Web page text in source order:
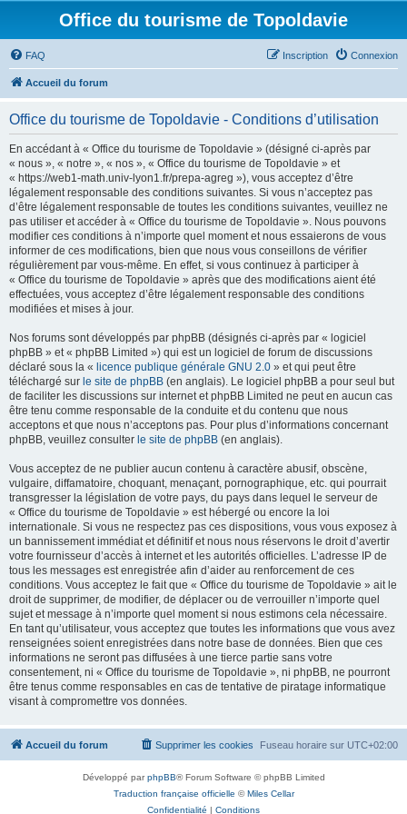
Office du tourisme de Topoldavie
FAQ Connexion
Inscription
Accueil du forum
Office du tourisme de Topoldavie - Conditions d’utilisation
En accédant à « Office du tourisme de Topoldavie » (désigné ci-après par
« nous », « notre », « nos », « Office du tourisme de Topoldavie » et
« https://web1-math.univ-lyon1.fr/prepa-agreg »), vous acceptez d’être
légalement responsable des conditions suivantes. Si vous n’acceptez pas
d’être légalement responsable de toutes les conditions suivantes, veuillez ne
pas utiliser et accéder à « Office du tourisme de Topoldavie ». Nous pouvons
modifier ces conditions à n’importe quel moment et nous essaierons de vous
informer de ces modifications, bien que nous vous conseillons de vérifier
régulièrement par vous-même. En effet, si vous continuez à participer à
« Office du tourisme de Topoldavie » après que des modifications aient été
effectuées, vous acceptez d’être légalement responsable des conditions
modifiées et mises à jour.
Nos forums sont développés par phpBB (désignés ci-après par « logiciel
phpBB » et « phpBB Limited ») qui est un logiciel de forum de discussions
déclaré sous la « licence publique générale GNU 2.0 » et qui peut être
téléchargé sur le site de phpBB (en anglais). Le logiciel phpBB a pour seul but
de faciliter les discussions sur internet et phpBB Limited ne peut en aucun cas
être tenu comme responsable de la conduite et du contenu que nous
acceptons et que nous n’acceptons pas. Pour plus d’informations concernant
phpBB, veuillez consulter le site de phpBB (en anglais).
Vous acceptez de ne publier aucun contenu à caractère abusif, obscène,
vulgaire, diffamatoire, choquant, menaçant, pornographique, etc. qui pourrait
transgresser la législation de votre pays, du pays dans lequel le serveur de
« Office du tourisme de Topoldavie » est hébergé ou encore la loi
internationale. Si vous ne respectez pas ces dispositions, vous vous exposez à
un bannissement immédiat et définitif et nous nous réservons le droit d’avertir
votre fournisseur d’accès à internet et les autorités officielles. L’adresse IP de
tous les messages est enregistrée afin d’aider au renforcement de ces
conditions. Vous acceptez le fait que « Office du tourisme de Topoldavie » ait le
droit de supprimer, de modifier, de déplacer ou de verrouiller n’importe quel
sujet et message à n’importe quel moment si nous estimons cela nécessaire.
En tant qu’utilisateur, vous acceptez que toutes les informations que vous avez
renseignées soient enregistrées dans notre base de données. Bien que ces
informations ne seront pas diffusées à une tierce partie sans votre
consentement, ni « Office du tourisme de Topoldavie », ni phpBB, ne pourront
être tenus comme responsables en cas de tentative de piratage informatique
visant à compromettre vos données.
Accueil du forum Fuseau horaire sur UTC+02:00
Supprimer les cookies
Développé parphpBB® Forum Software © phpBB Limited
Traduction française officielle ©Miles Cellar
Confidentialité | Conditions